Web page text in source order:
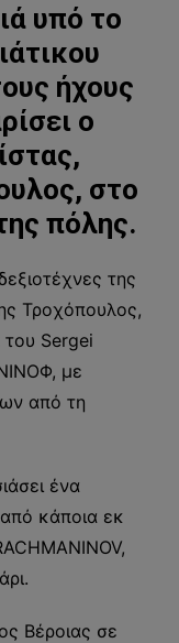
υπό το
ήχους
ο
στο
πόλης.
της
Τροχόπουλος,
του Sergei
με
από τη
ένα
κάποια εκ
Βέροιας σε